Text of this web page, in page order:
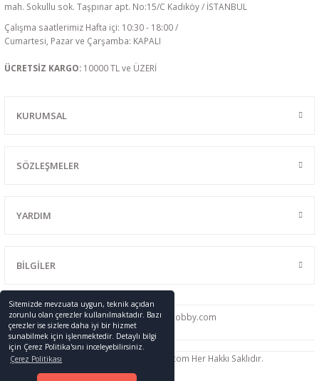
Sitemizde mevzuata uygun, teknik açıdan
zorunlu olan çerezler kullanılmaktadır. Bazı
çerezler ise sizlere daha iyi bir hizmet
sunabilmek için işlenmektedir. Detaylı bilgi
için Çerez Politika'sını inceleyebilirsiniz.
Çerez Politikası
mah. Sokullu sok. Taşpınar apt. No:15/C Kadıköy / İSTANBUL
Çalışma saatlerimiz Hafta içi: 10:30 - 18:00 /
Cumartesi, Pazar ve Çarşamba: KAPALI
ÜCRETSİZ KARGO: 10000 TL ve ÜZERİ
KURUMSAL
SÖZLEŞMELER
YARDIM
BİLGİLER
0216 428 46 91 info@promodelhobby.com
Telif Hakkı © 2005-2023 promodelhobby.com Her Hakkı Saklıdır.